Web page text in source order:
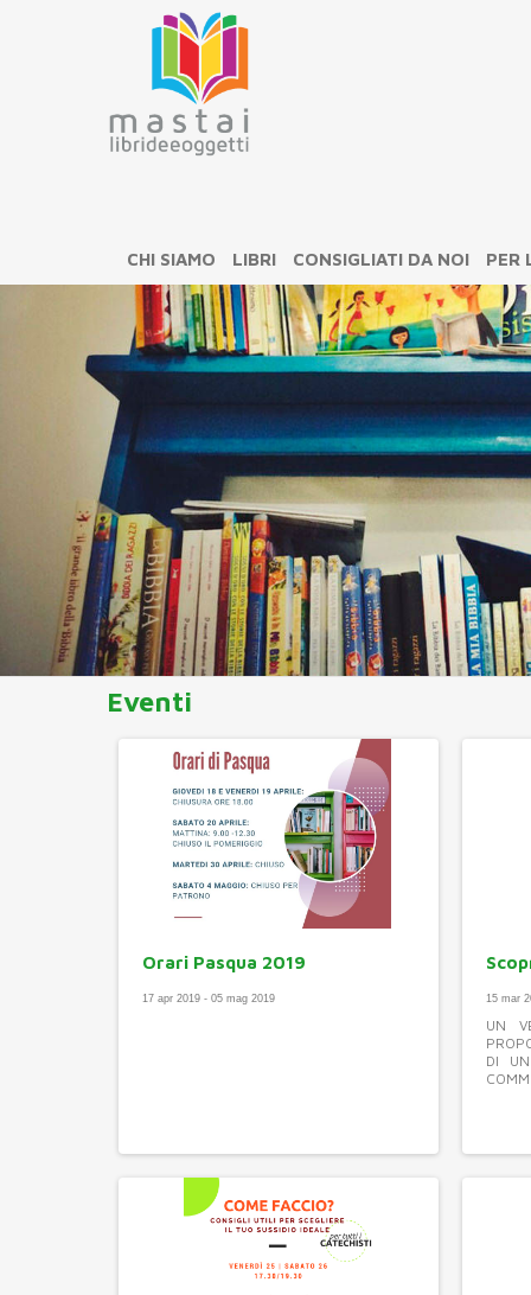
CHI SIAMO LIBRI CONSIGLIATI DA NOI PER
Eventi
Orari Pasqua 2019
17 apr 2019 - 05 mag 2019 15 mar
UN
DI